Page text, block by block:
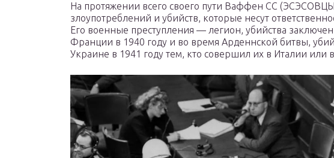
На протяжении всего своего пути Ваффен СС (ЭСЭСОВЦЫ)
злоупотреблений и убийств, которые несут
Его военные преступления — легион, убийства
Франции в 1940 году и во время Арденнской битвы,
Украине в 1941 году тем, кто совершил их в Италии или